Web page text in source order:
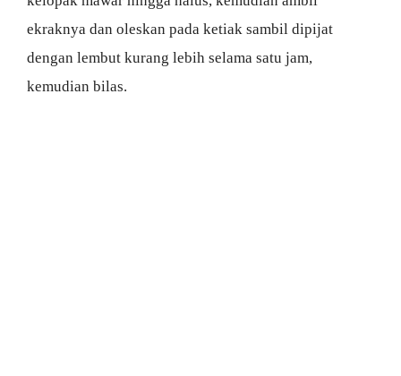
ekraknya dan oleskan pada ketiak sambil dipijat
dengan lembut kurang lebih selama satu jam,
kemudian bilas.